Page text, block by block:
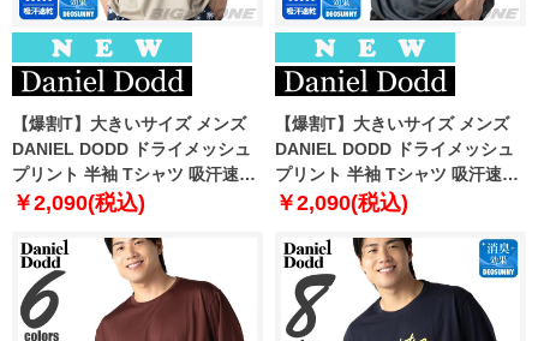
【爆割T】大きいサイズ メンズ
DANIEL DODD ドライメッシュ
プリント 半袖 Tシャツ 吸汗速乾
春夏新作 tjt-2602dry3 【fre】
￥2,090(税込)
【爆割T】大きいサイズ メンズ
DANIEL DODD ドライメッシュ
プリント 半袖 Tシャツ 吸汗速乾
春夏新作 tjt-2602dry4 【fre】
￥2,090(税込)